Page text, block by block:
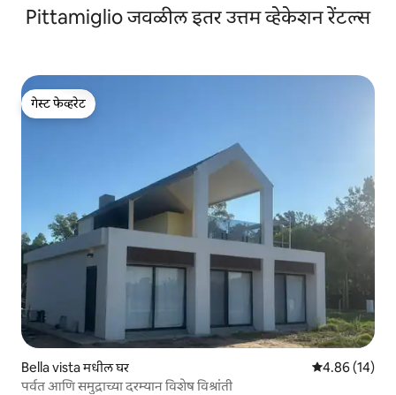
Pittamiglio जवळील इतर उत्तम व्हेकेशन रेंटल्स
गेस्ट फेव्हरेट
गेस्ट फेव्हरेट
Bella vista मधील घर 5 पैकी 4.86
4.86 (14)
पर्वत आणि समुद्राच्या दरम्यान विशेष विश्रांती